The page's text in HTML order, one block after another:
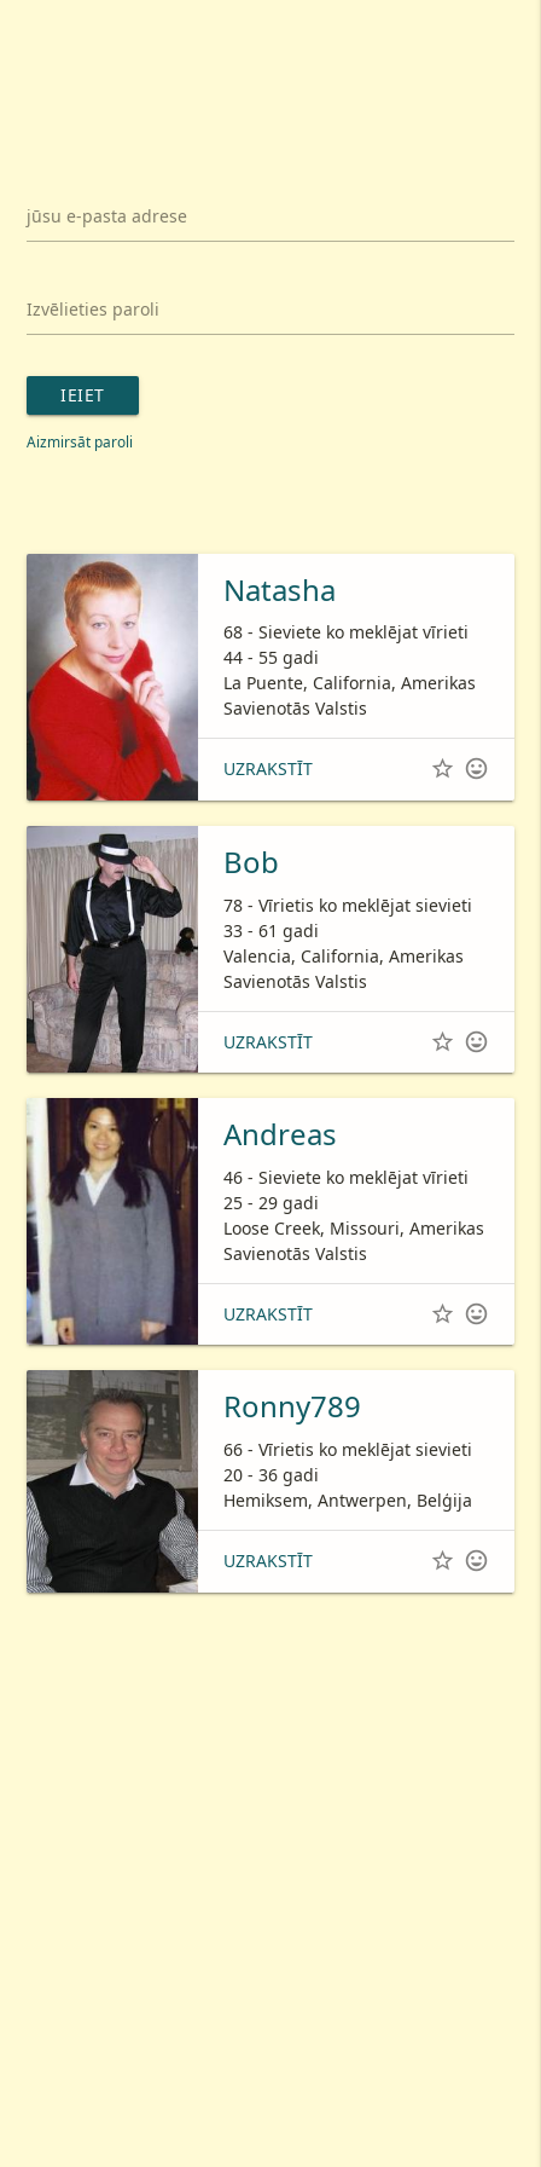
jūsu e-pasta adrese
Izvēlieties paroli
IEIET
Aizmirsāt paroli
Natasha
68 - Sieviete ko meklējat vīrieti
44 - 55 gadi
La Puente, California, Amerikas
Savienotās Valstis
UZRAKSTĪT  
Bob
78 - Vīrietis ko meklējat sievieti
33 - 61 gadi
Valencia, California, Amerikas
Savienotās Valstis
UZRAKSTĪT  
Andreas
46 - Sieviete ko meklējat vīrieti
25 - 29 gadi
Loose Creek, Missouri, Amerikas
Savienotās Valstis
UZRAKSTĪT  
Ronny789
66 - Vīrietis ko meklējat sievieti
20 - 36 gadi
Hemiksem, Antwerpen, Belģija
UZRAKSTĪT  